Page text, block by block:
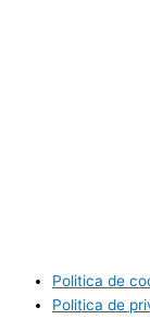
Politica de
Politica de